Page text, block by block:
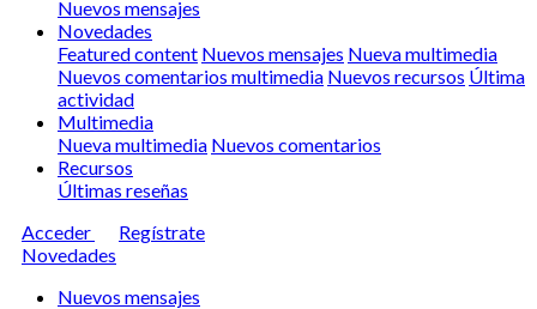
Nuevos mensajes
Novedades
Featured content Nuevos mensajes Nueva multimedia
Nuevos comentarios multimedia Nuevos recursos Última
actividad
Multimedia
Nueva multimedia Nuevos comentarios
Recursos
Últimas reseñas
Acceder
Regístrate
Novedades
Nuevos mensajes